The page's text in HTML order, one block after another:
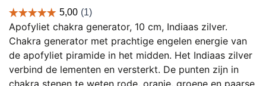
Apofyliet chakra generator, 10 cm, Indiaas zilver.
Chakra generator met prachtige engelen energie van
de apofyliet piramide in het midden. Het Indiaas zilver
verbind de lementen en versterkt. De punten zijn in
chakra stenen te weten rode, oranje, groene en paarse